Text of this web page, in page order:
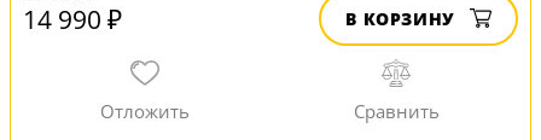
14 990 ₽ В КОРЗИНУ